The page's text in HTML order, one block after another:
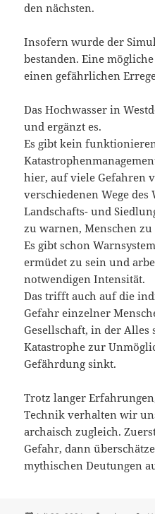
den nächsten.
Insofern wurde der
bestanden. Eine
einen gefährlichen
Das Hochwasser in
und ergänzt es.
Es gibt kein
hier, auf viele Gefahren
verschiedenen Wege
Landschafts- und
zu warnen, Menschen
Es gibt schon
ermüdet zu sein und
notwendigen Intensität.
Das trifft auch auf die
Gefahr einzelner
Gesellschaft, in der
Katastrophe zur
Gefährdung sinkt.
Trotz langer
Technik verhalten wir
archaisch zugleich.
Gefahr, dann
mythischen Deutungen